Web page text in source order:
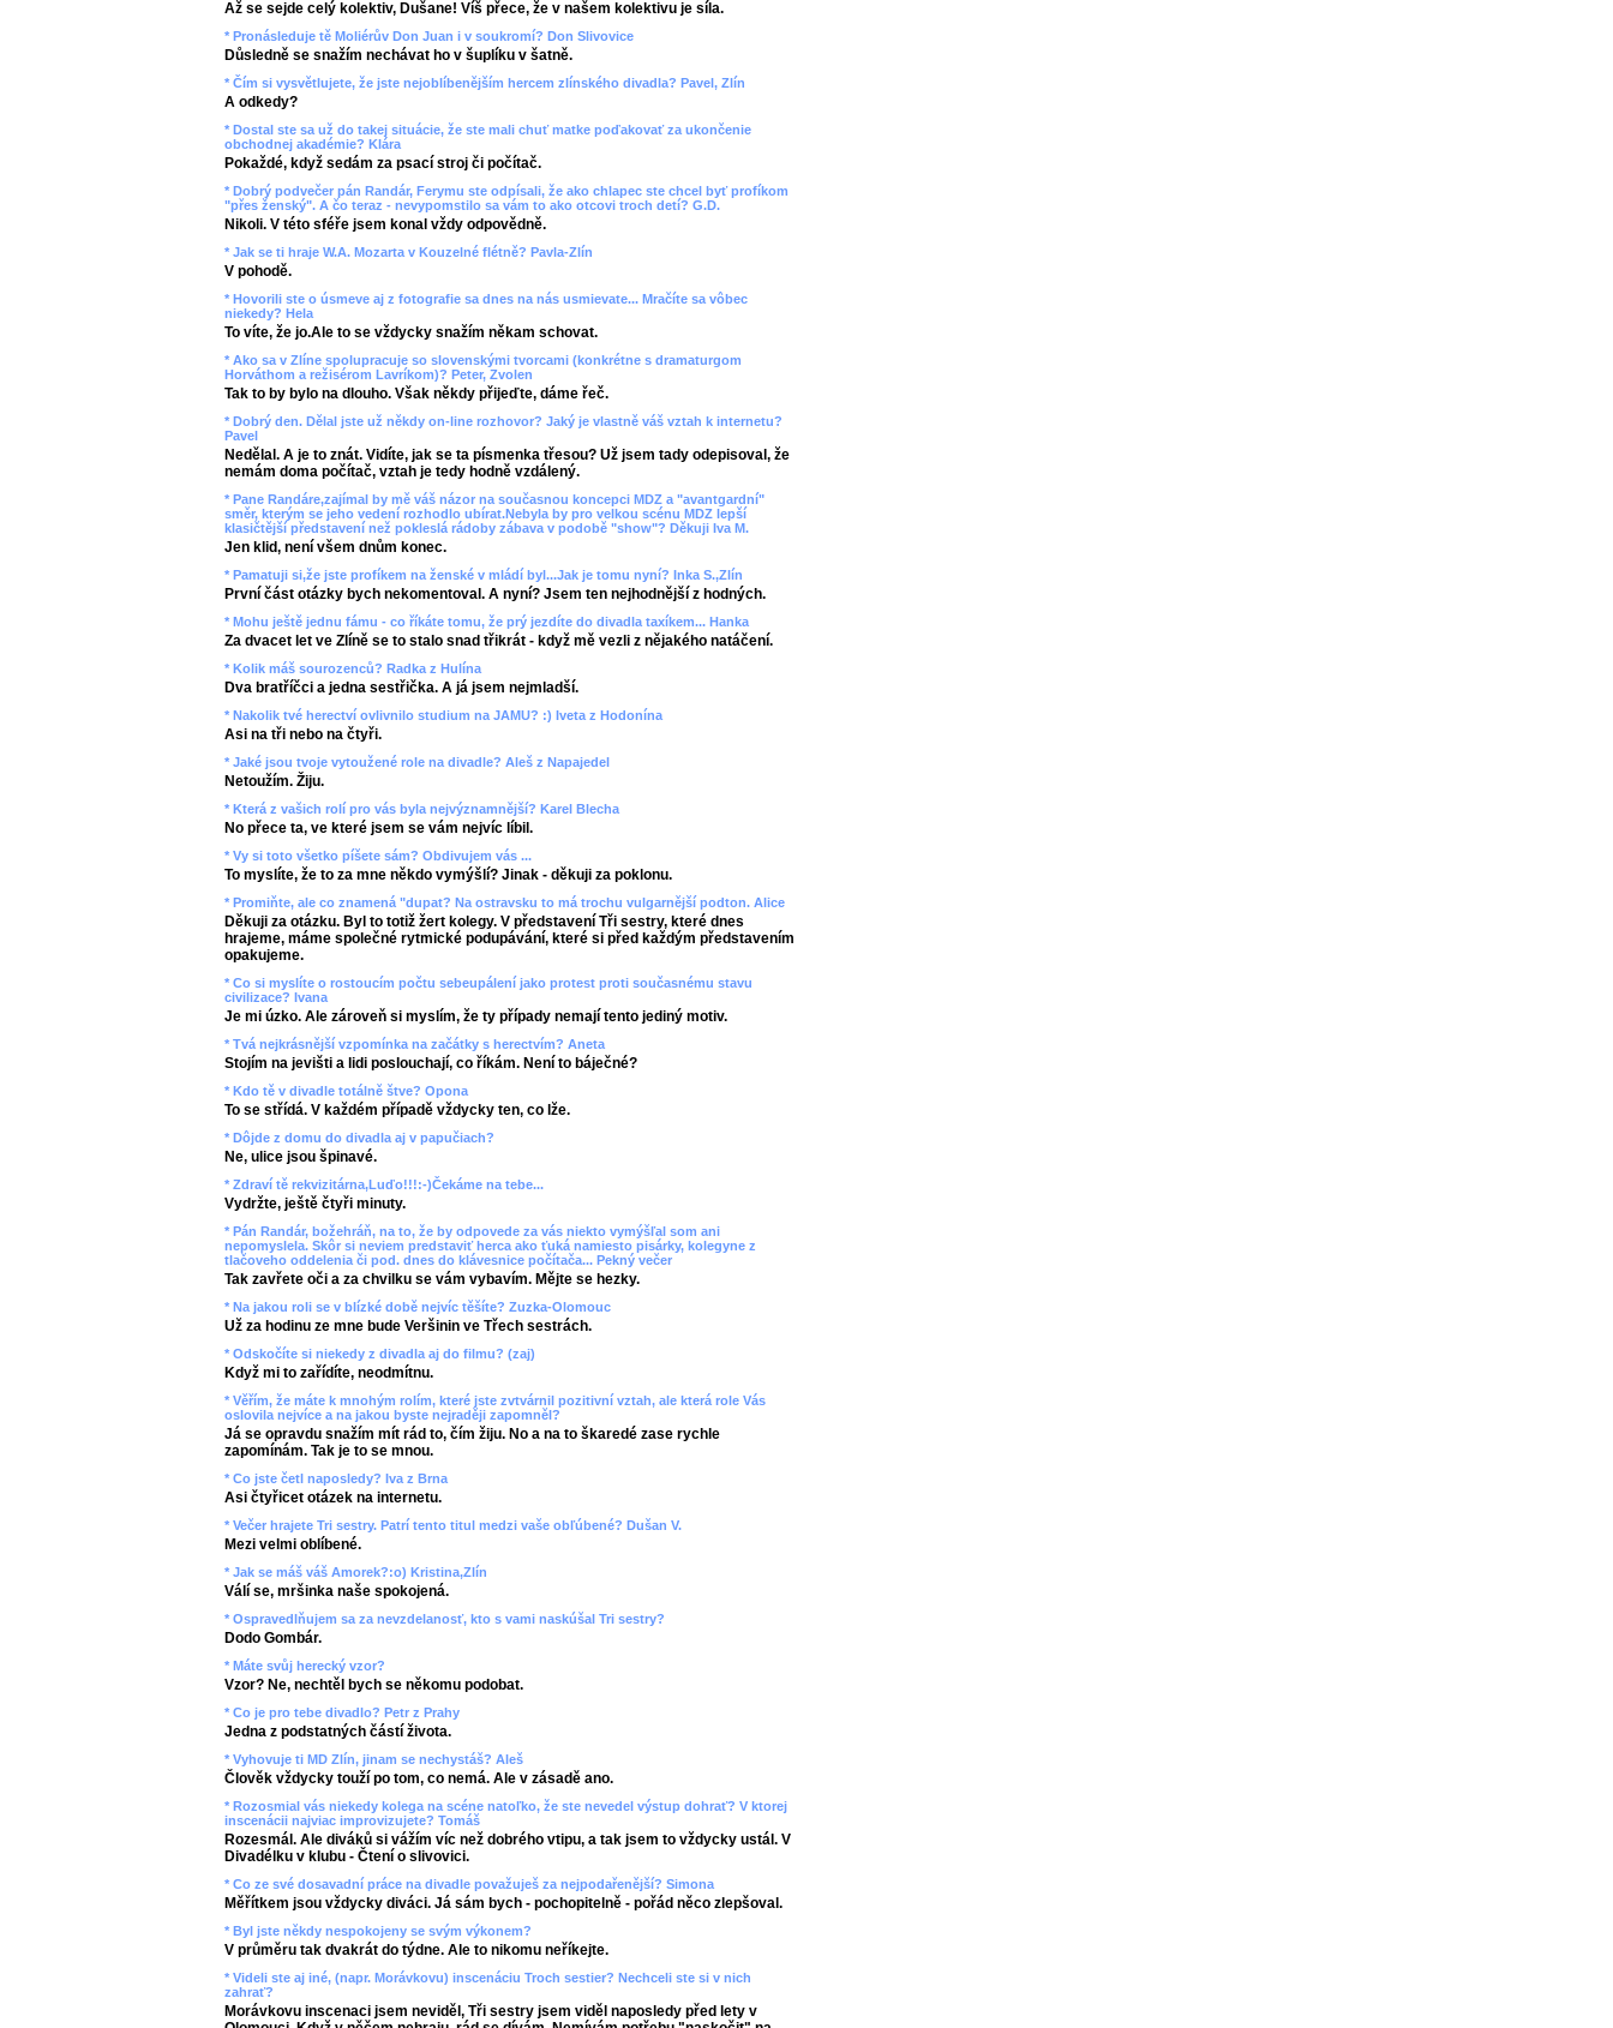
Až se sejde celý kolektiv, Dušane! Víš přece, že v našem kolektivu je síla.
* Pronásleduje tě Moliérův Don Juan i v soukromí? Don Slivovice
Důsledně se snažím nechávat ho v šuplíku v šatně.
* Čím si vysvětlujete, že jste nejoblíbenějším hercem zlínského divadla? Pavel, Zlín
A odkedy?
* Dostal ste sa už do takej situácie, že ste mali chuť matke poďakovať za ukončenie
obchodnej akadémie? Klára
Pokaždé, když sedám za psací stroj či počítač.
* Dobrý podvečer pán Randár, Ferymu ste odpísali, že ako chlapec ste chcel byť profíkom
"přes ženský". A čo teraz - nevypomstilo sa vám to ako otcovi troch detí? G.D.
Nikoli. V této sféře jsem konal vždy odpovědně.
* Jak se ti hraje W.A. Mozarta v Kouzelné flétně? Pavla-Zlín
V pohodě.
* Hovorili ste o úsmeve aj z fotografie sa dnes na nás usmievate... Mračíte sa vôbec
niekedy? Hela
To víte, že jo.Ale to se vždycky snažím někam schovat.
* Ako sa v Zlíne spolupracuje so slovenskými tvorcami (konkrétne s dramaturgom
Horváthom a režisérom Lavríkom)? Peter, Zvolen
Tak to by bylo na dlouho. Však někdy přijeďte, dáme řeč.
* Dobrý den. Dělal jste už někdy on-line rozhovor? Jaký je vlastně váš vztah k internetu?
Pavel
Nedělal. A je to znát. Vidíte, jak se ta písmenka třesou? Už jsem tady odepisoval, že
nemám doma počítač, vztah je tedy hodně vzdálený.
* Pane Randáre,zajímal by mě váš názor na současnou koncepci MDZ a "avantgardní"
směr, kterým se jeho vedení rozhodlo ubírat.Nebyla by pro velkou scénu MDZ lepší
klasičtější představení než pokleslá rádoby zábava v podobě "show"? Děkuji Iva M.
Jen klid, není všem dnům konec.
* Pamatuji si,že jste profíkem na ženské v mládí byl...Jak je tomu nyní? Inka S.,Zlín
První část otázky bych nekomentoval. A nyní? Jsem ten nejhodnější z hodných.
* Mohu ještě jednu fámu - co říkáte tomu, že prý jezdíte do divadla taxíkem... Hanka
Za dvacet let ve Zlíně se to stalo snad třikrát - když mě vezli z nějakého natáčení.
* Kolik máš sourozenců? Radka z Hulína
Dva bratříčci a jedna sestřička. A já jsem nejmladší.
* Nakolik tvé herectví ovlivnilo studium na JAMU? :) Iveta z Hodonína
Asi na tři nebo na čtyři.
* Jaké jsou tvoje vytoužené role na divadle? Aleš z Napajedel
Netoužím. Žiju.
* Která z vašich rolí pro vás byla nejvýznamnější? Karel Blecha
No přece ta, ve které jsem se vám nejvíc líbil.
* Vy si toto všetko píšete sám? Obdivujem vás ...
To myslíte, že to za mne někdo vymýšlí? Jinak - děkuji za poklonu.
* Promiňte, ale co znamená "dupat? Na ostravsku to má trochu vulgarnější podton. Alice
Děkuji za otázku. Byl to totiž žert kolegy. V představení Tři sestry, které dnes
hrajeme, máme společné rytmické podupávání, které si před každým představením
opakujeme.
* Co si myslíte o rostoucím počtu sebeupálení jako protest proti současnému stavu
civilizace? Ivana
Je mi úzko. Ale zároveň si myslím, že ty případy nemají tento jediný motiv.
* Tvá nejkrásnější vzpomínka na začátky s herectvím? Aneta
Stojím na jevišti a lidi poslouchají, co říkám. Není to báječné?
* Kdo tě v divadle totálně štve? Opona
To se střídá. V každém případě vždycky ten, co lže.
* Dôjde z domu do divadla aj v papučiach?
Ne, ulice jsou špinavé.
* Zdraví tě rekvizitárna,Luďo!!!:-)Čekáme na tebe...
Vydržte, ještě čtyři minuty.
* Pán Randár, božehráň, na to, že by odpovede za vás niekto vymýšľal som ani
nepomyslela. Skôr si neviem predstaviť herca ako ťuká namiesto pisárky, kolegyne z
tlačoveho oddelenia či pod. dnes do klávesnice počítača... Pekný večer
Tak zavřete oči a za chvilku se vám vybavím. Mějte se hezky.
* Na jakou roli se v blízké době nejvíc těšíte? Zuzka-Olomouc
Už za hodinu ze mne bude Veršinin ve Třech sestrách.
* Odskočíte si niekedy z divadla aj do filmu? (zaj)
Když mi to zařídíte, neodmítnu.
* Věřím, že máte k mnohým rolím, které jste zvtvárnil pozitivní vztah, ale která role Vás
oslovila nejvíce a na jakou byste nejraději zapomněl?
Já se opravdu snažím mít rád to, čím žiju. No a na to škaredé zase rychle
zapomínám. Tak je to se mnou.
* Co jste četl naposledy? Iva z Brna
Asi čtyřicet otázek na internetu.
* Večer hrajete Tri sestry. Patrí tento titul medzi vaše obľúbené? Dušan V.
Mezi velmi oblíbené.
* Jak se máš váš Amorek?:o) Kristina,Zlín
Válí se, mršinka naše spokojená.
* Ospravedlňujem sa za nevzdelanosť, kto s vami naskúšal Tri sestry?
Dodo Gombár.
* Máte svůj herecký vzor?
Vzor? Ne, nechtěl bych se někomu podobat.
* Co je pro tebe divadlo? Petr z Prahy
Jedna z podstatných částí života.
* Vyhovuje ti MD Zlín, jinam se nechystáš? Aleš
Člověk vždycky touží po tom, co nemá. Ale v zásadě ano.
* Rozosmial vás niekedy kolega na scéne natoľko, že ste nevedel výstup dohrať? V ktorej
inscenácii najviac improvizujete? Tomáš
Rozesmál. Ale diváků si vážím víc než dobrého vtipu, a tak jsem to vždycky ustál. V
Divadélku v klubu - Čtení o slivovici.
* Co ze své dosavadní práce na divadle považuješ za nejpodařenější? Simona
Měřítkem jsou vždycky diváci. Já sám bych - pochopitelně - pořád něco zlepšoval.
* Byl jste někdy nespokojeny se svým výkonem?
V průměru tak dvakrát do týdne. Ale to nikomu neříkejte.
* Videli ste aj iné, (napr. Morávkovu) inscenáciu Troch sestier? Nechceli ste si v nich
zahrať?
Morávkovu inscenaci jsem neviděl, Tři sestry jsem viděl naposledy před lety v